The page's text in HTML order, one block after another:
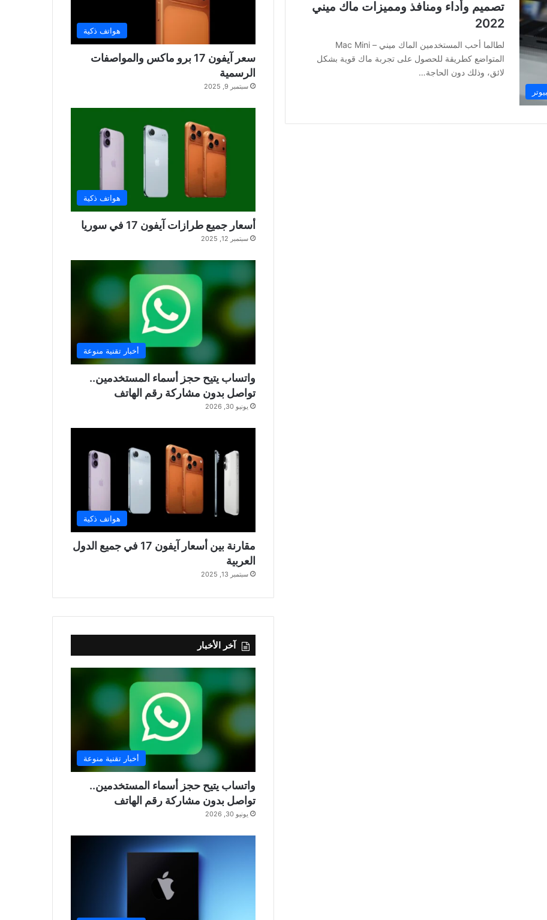
تصميم وأداء ومنافذ ومميزات ماك ميني
2022
لطالما أحب المستخدمين الماك ميني – Mac Mini
المتواضع كطريقة للحصول على تجربة ماك قوية بشكل
لائق، وذلك دون الحاجة…
هواتف ذكية
سعر آيفون 17 برو ماكس والمواصفات
الرسمية
سبتمبر 9, 2025
هواتف ذكية
أسعار جميع طرازات آيفون 17 في سوريا
سبتمبر 12, 2025
أخبار تقنية منوعة
واتساب يتيح حجز أسماء المستخدمين..
تواصل بدون مشاركة رقم الهاتف
يونيو 30, 2026
هواتف ذكية
مقارنة بين أسعار آيفون 17 في جميع الدول
العربية
سبتمبر 13, 2025
آخر الأخبار
أخبار تقنية منوعة
واتساب يتيح حجز أسماء المستخدمين..
تواصل بدون مشاركة رقم الهاتف
يونيو 30, 2026